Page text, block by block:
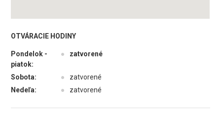
OTVÁRACIE HODINY
Pondelok -
piatok:
● zatvorené
Sobota: ●
zatvorené
Nedeľa:
● zatvorené